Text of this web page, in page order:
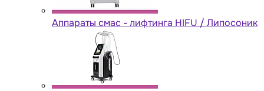
Аппараты cмас - лифтинга HIFU / Липосоник